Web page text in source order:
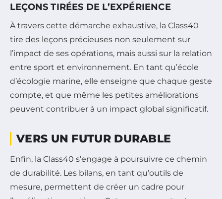
LEÇONS TIRÉES DE L’EXPÉRIENCE
À travers cette démarche exhaustive, la Class40
tire des leçons précieuses non seulement sur
l’impact de ses opérations, mais aussi sur la relation
entre sport et environnement. En tant qu’école
d’écologie marine, elle enseigne que chaque geste
compte, et que même les petites améliorations
peuvent contribuer à un impact global significatif.
VERS UN FUTUR DURABLE
Enfin, la Class40 s’engage à poursuivre ce chemin
de durabilité. Les bilans, en tant qu’outils de
mesure, permettent de créer un cadre pour